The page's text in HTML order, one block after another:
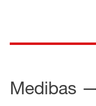
för dig som är anställd
Medibas